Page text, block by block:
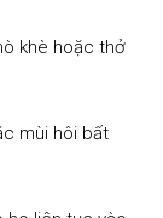
khè hoặc thở
mùi hôi bất